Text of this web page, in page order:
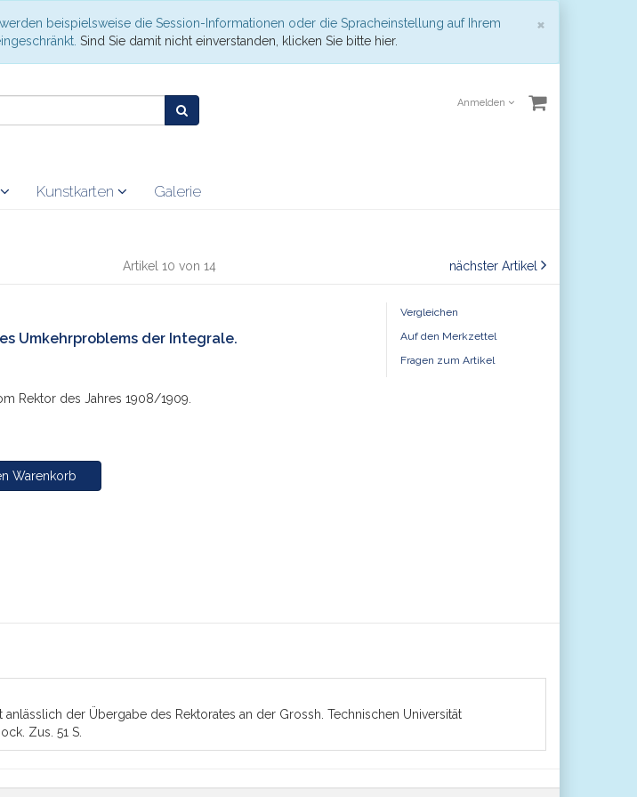
×
beispielsweise die Session-Informationen oder die Spracheinstellung auf Ihrem
Sind Sie damit nicht einverstanden, klicken Sie bitte hier.
Anmelden
Kunstkarten Galerie
Artikel 10 von 14 nächster Artikel
Umkehrproblems der Integrale.
Rektor des Jahres 1908/1909.
Warenkorb
Vergleichen
Auf den Merkzettel
Fragen zum Artikel
der Übergabe des Rektorates an der Grossh. Technischen Universität
Zus. 51 S.